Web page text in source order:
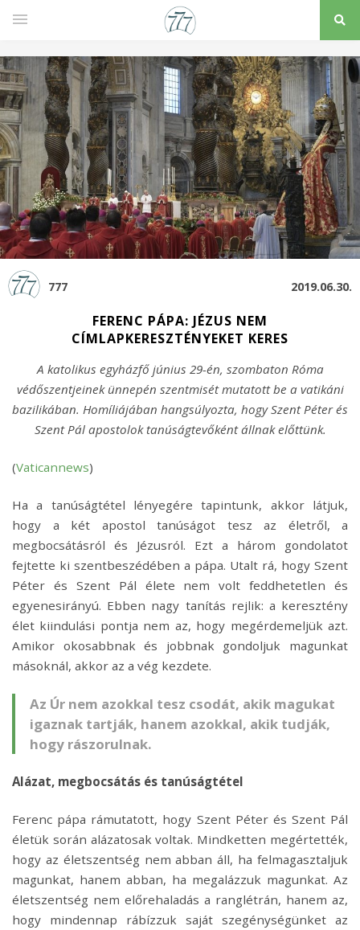
777 2019.06.30.
FERENC PÁPA: JÉZUS NEM
CÍMLAPKERESZTÉNYEKET KERES
A katolikus egyházfő június 29-én, szombaton Róma
védőszentjeinek ünnepén szentmisét mutatott be a vatikáni
bazilikában. Homíliájában hangsúlyozta, hogy Szent Péter és
Szent Pál apostolok tanúságtevőként állnak előttünk.
(Vaticannews)
Ha a tanúságtétel lényegére tapintunk, akkor látjuk,
hogy a két apostol tanúságot tesz az életről, a
megbocsátásról és Jézusról. Ezt a három gondolatot
fejtette ki szentbeszédében a pápa. Utalt rá, hogy Szent
Péter és Szent Pál élete nem volt feddhetetlen és
egyenesirányú. Ebben nagy tanítás rejlik: a keresztény
élet kiindulási pontja nem az, hogy megérdemeljük azt.
Amikor okosabbnak és jobbnak gondoljuk magunkat
másoknál, akkor az a vég kezdete.
Az Úr nem azokkal tesz csodát, akik magukat
igaznak tartják, hanem azokkal, akik tudják,
hogy rászorulnak.
Alázat, megbocsátás és tanúságtétel
Ferenc pápa rámutatott, hogy Szent Péter és Szent Pál
életük során alázatosak voltak. Mindketten megértették,
hogy az életszentség nem abban áll, ha felmagasztaljuk
magunkat, hanem abban, ha megalázzuk magunkat. Az
életszentség nem előrehaladás a ranglétrán, hanem az,
hogy mindennap rábízzuk saját szegénységünket az